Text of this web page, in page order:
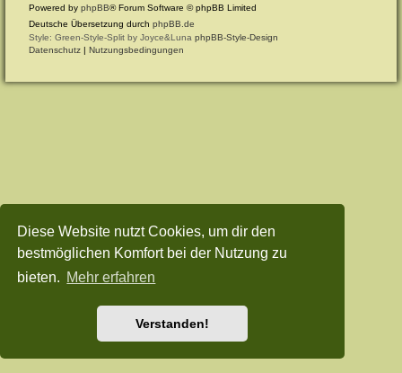
Diese Website nutzt Cookies, um dir den
bestmöglichen Komfort bei der Nutzung zu
bieten. Mehr erfahren
Verstanden!
Powered byphpBB® Forum Software © phpBB Limited
Deutsche Übersetzung durchphpBB.de
Style: Green-Style-Split by Joyce&LunaphpBB-Style-Design
Datenschutz |Nutzungsbedingungen